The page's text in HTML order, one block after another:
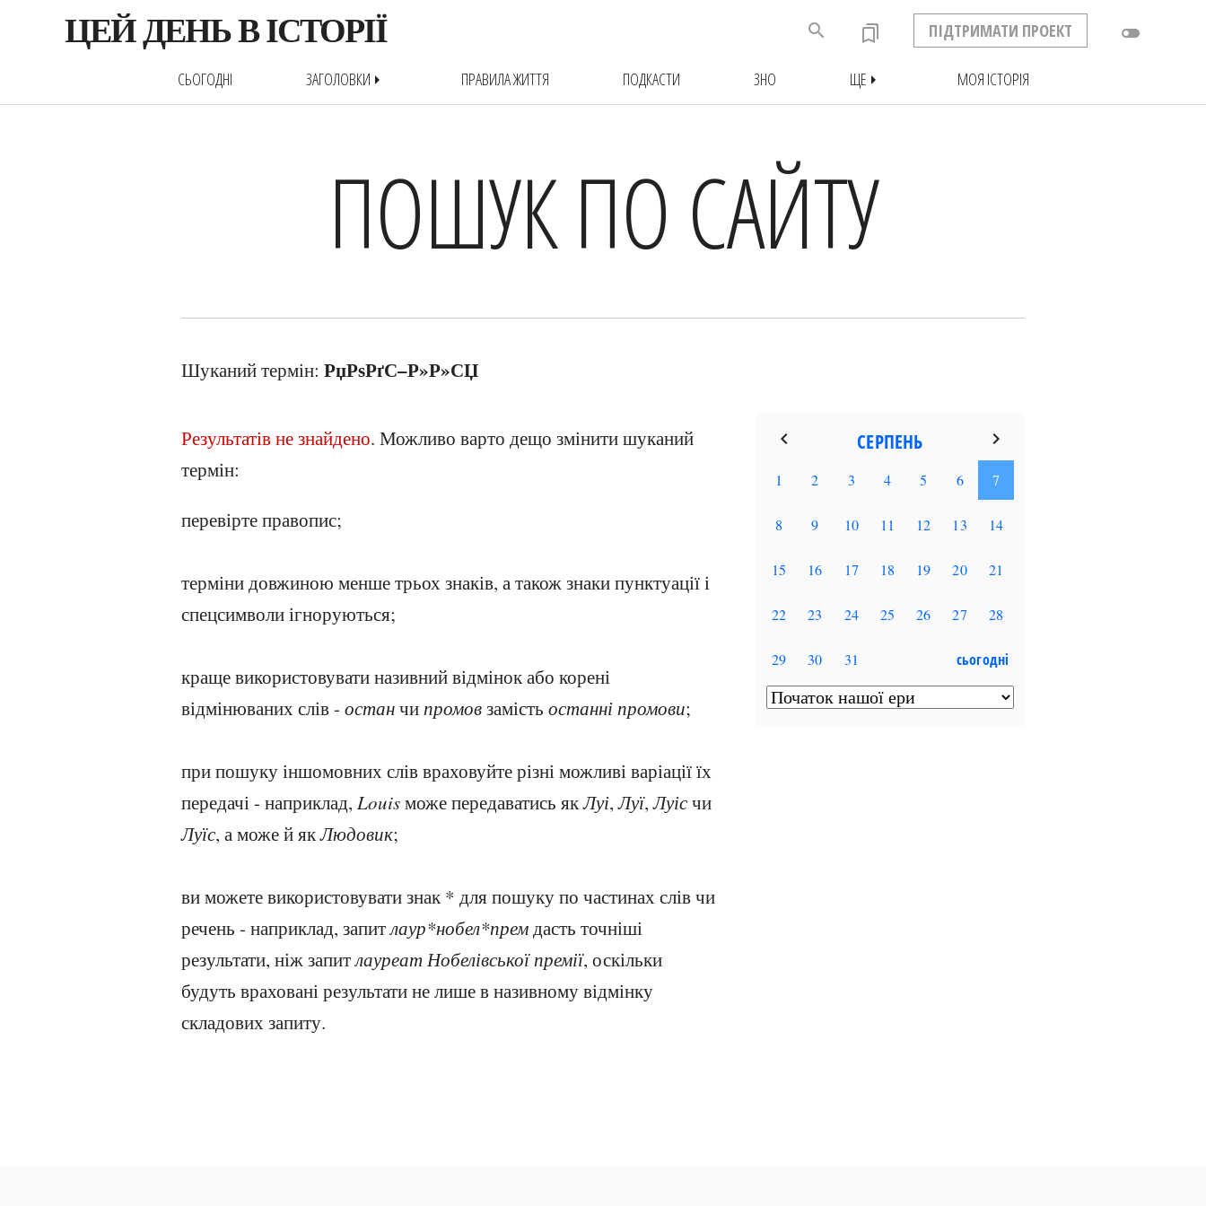
ЦЕЙ ДЕНЬ В ІСТОРІЇ toggle_off
ПІДТРИМАТИ ПРОЕКТ
bookmarks
search
СЬОГОДНІ ЗАГОЛОВКИarrow_right ПРАВИЛА ЖИТТЯ ПОДКАСТИ ЗНО ЩЕarrow_right МОЯ ІСТОРІЯ
ПОШУК ПО САЙТУ
Шуканий термін: РџРѕРґС–Р»Р»СЏ
Результатів не знайдено. Можливо варто дещо змінити шуканий
термін:
перевірте правопис;
терміни довжиною менше трьох знаків, а також знаки пунктуації і
спецсимволи ігноруються;
краще використовувати називний відмінок або корені
відмінюваних слів - останчипромовзамість останні промови;
при пошуку іншомовних слів враховуйте різні можливі варіації їх
передачі - наприклад, Louisможе передаватись якЛуі,Луї,Луісчи
Луїс, а може й якЛюдовик;
ви можете використовувати знак * для пошуку по частинах слів чи
речень - наприклад, запитлаур*нобел*премдасть точніші
результати, ніж запитлауреат Нобелівської премії, оскільки
будуть враховані результати не лише в називному відмінку
складових запиту.